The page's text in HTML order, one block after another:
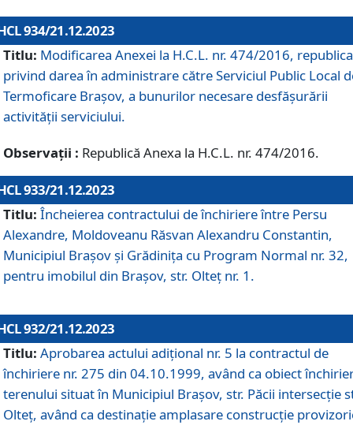
934/21.12.2023
Titlu: Modificarea Anexei la H.C.L. nr. 474/2016,
privind darea în administrare către Serviciul Public Local
Termoficare Braşov, a bunurilor necesare desfăşurării
activităţii serviciului.
Observații : Republică Anexa la H.C.L. nr. 474/2016.
933/21.12.2023
Titlu: Încheierea contractului de închiriere între Persu
Alexandre, Moldoveanu Răsvan Alexandru Constantin,
Municipiul Braşov şi Grădinița cu Program Normal nr. 32,
pentru imobilul din Brașov, str. Olteț nr. 1.
932/21.12.2023
Titlu: Aprobarea actului adițional nr. 5 la contractul de
închiriere nr. 275 din 04.10.1999, având ca obiect
terenului situat în Municipiul Brașov, str. Păcii intersecție
Olteț, având ca destinație amplasare construcție